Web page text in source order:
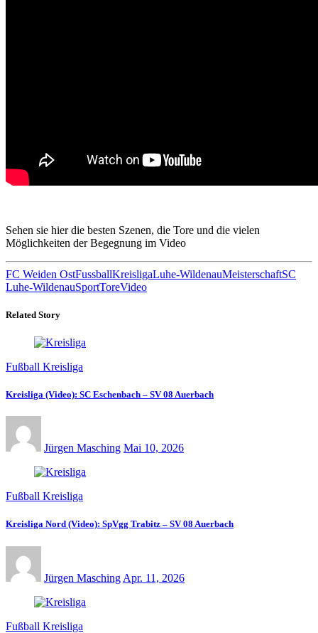
Sehen sie hier die besten Szenen, die Tore und die vielen
Möglichkeiten der Begegnung im Video
FC Weiden OstFussballKreisligaLuhe-WildenauMeisterschaftSC
Luhe-WildenauSportToreVideo
Related Story
Fußball Kreisliga
Kreisliga (Video): SC Eschenbach – SV 08 Auerbach
Jürgen Masching Mai 10, 2026
Fußball Kreisliga
Kreisliga Nord (Video): SpVgg Trabitz – SV 08 Auerbach
Jürgen Masching Apr. 11, 2026
Fußball Kreisliga